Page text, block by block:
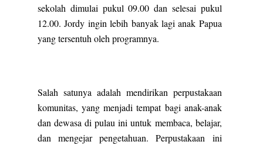
sekolah dimulai pukul 09.00 dan selesai pukul
12.00. Jordy ingin lebih banyak lagi anak Papua
yang tersentuh oleh programnya.
Salah satunya adalah mendirikan perpustakaan
komunitas, yang menjadi tempat bagi anak-anak
dan dewasa di pulau ini untuk membaca, belajar,
dan mengejar pengetahuan. Perpustakaan ini